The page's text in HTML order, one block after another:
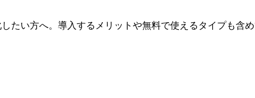
たい方へ。導入するメリットや無料で使えるタイプも含